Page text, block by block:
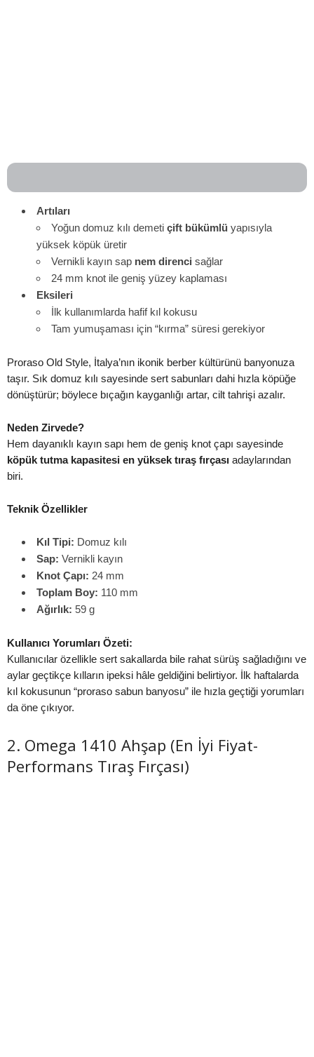
Artıları
Yoğun domuz kılı demeti çift bükümlü yapısıyla
yüksek köpük üretir
Vernikli kayın sap nem direnci sağlar
24 mm knot ile geniş yüzey kaplaması
Eksileri
İlk kullanımlarda hafif kıl kokusu
Tam yumuşaması için “kırma” süresi gerekiyor
Proraso Old Style, İtalya’nın ikonik berber kültürünü banyonuza
taşır. Sık domuz kılı sayesinde sert sabunları dahi hızla köpüğe
dönüştürür; böylece bıçağın kayganlığı artar, cilt tahrişi azalır.
Neden Zirvede?
Hem dayanıklı kayın sapı hem de geniş knot çapı sayesinde
köpük tutma kapasitesi en yüksek tıraş fırçası adaylarından
biri.
Teknik Özellikler
Kıl Tipi: Domuz kılı
Sap: Vernikli kayın
Knot Çapı: 24 mm
Toplam Boy: 110 mm
Ağırlık: 59 g
Kullanıcı Yorumları Özeti:
Kullanıcılar özellikle sert sakallarda bile rahat sürüş sağladığını ve
aylar geçtikçe kılların ipeksi hâle geldiğini belirtiyor. İlk haftalarda
kıl kokusunun “proraso sabun banyosu” ile hızla geçtiği yorumları
da öne çıkıyor.
2. Omega 1410 Ahşap (En İyi Fiyat-
Performans Tıraş Fırçası)